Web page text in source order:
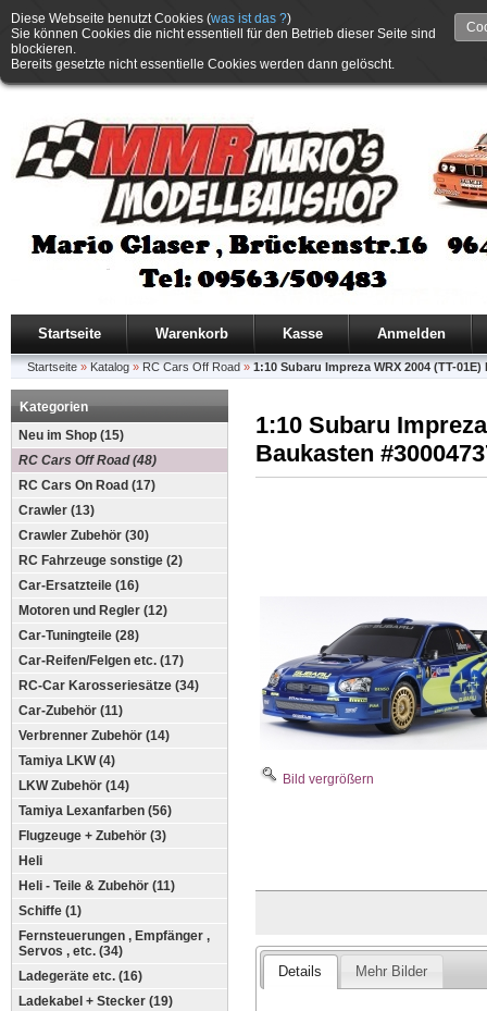
Diese Webseite benutzt Cookies (was ist das ?)
Sie können Cookies die nicht essentiell für den Betrieb dieser Seite sind
blockieren.
Bereits gesetzte nicht essentielle Cookies werden dann gelöscht.
Startseite Warenkorb Kasse Anmelden
Startseite » Katalog » RC Cars Off Road » 1:10 Subaru Impreza WRX 2004 (TT-01E)
Kategorien
Neu im Shop (15)
RC Cars Off Road (48)
RC Cars On Road (17)
Crawler (13)
Crawler Zubehör (30)
RC Fahrzeuge sonstige (2)
Car-Ersatzteile (16)
Motoren und Regler (12)
Car-Tuningteile (28)
Car-Reifen/Felgen etc. (17)
RC-Car Karosseriesätze (34)
Car-Zubehör (11)
Verbrenner Zubehör (14)
Tamiya LKW (4)
LKW Zubehör (14)
Tamiya Lexanfarben (56)
Flugzeuge + Zubehör (3)
Heli
Heli - Teile & Zubehör (11)
Schiffe (1)
Fernsteuerungen , Empfänger ,
Servos , etc. (34)
Ladegeräte etc. (16)
Ladekabel + Stecker (19)
1:10 Subaru
Baukasten
Bild vergrößern
Details Mehr Bilder